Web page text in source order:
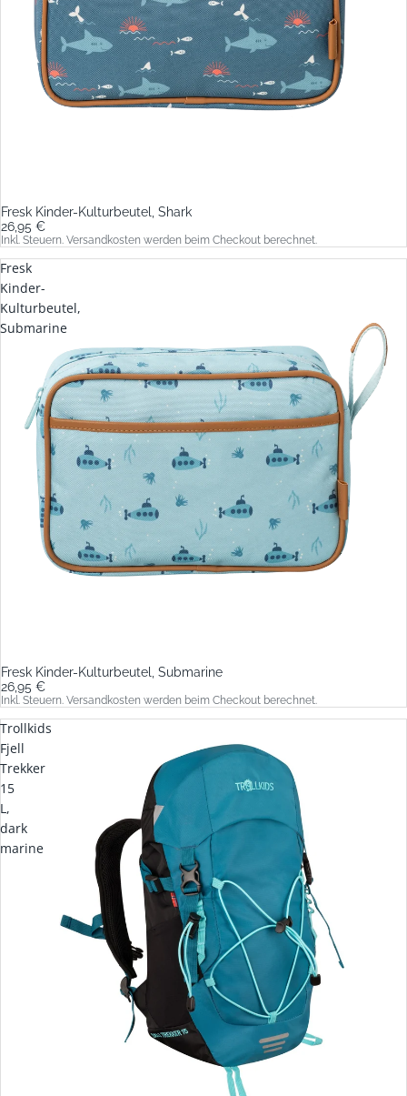
Fresk Kinder-Kulturbeutel, Shark
26,95 €
Inkl. Steuern. Versandkosten werden beim Checkout berechnet.
Fresk
Kinder-
Kulturbeutel,
Submarine
Fresk Kinder-Kulturbeutel, Submarine
26,95 €
Inkl. Steuern. Versandkosten werden beim Checkout berechnet.
Trollkids
Fjell
Trekker
15
L,
dark
marine